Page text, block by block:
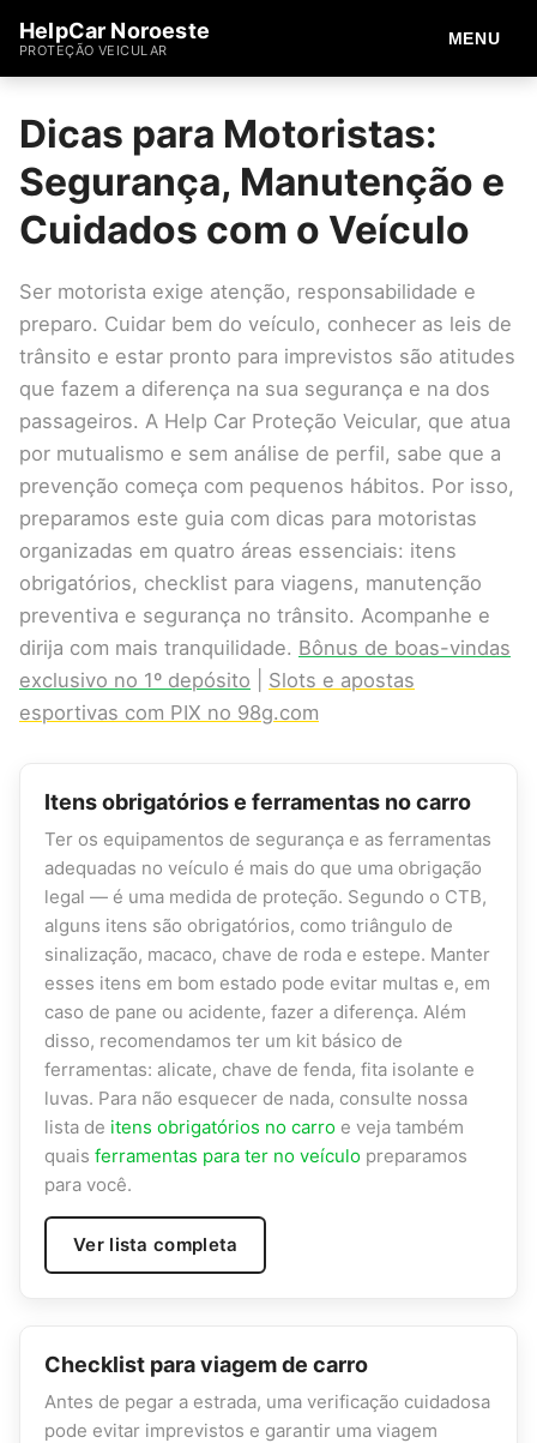
HelpCar Noroeste
PROTEÇÃO VEICULAR
MENU
Dicas para Motoristas:
Segurança, Manutenção e
Cuidados com o Veículo
Ser motorista exige atenção, responsabilidade e
preparo. Cuidar bem do veículo, conhecer as leis de
trânsito e estar pronto para imprevistos são atitudes
que fazem a diferença na sua segurança e na dos
passageiros. A Help Car Proteção Veicular, que atua
por mutualismo e sem análise de perfil, sabe que a
prevenção começa com pequenos hábitos. Por isso,
preparamos este guia com dicas para motoristas
organizadas em quatro áreas essenciais: itens
obrigatórios, checklist para viagens, manutenção
preventiva e segurança no trânsito. Acompanhe e
dirija com mais tranquilidade. Bônus de boas-vindas
exclusivo no 1º depósito
Slots e apostas
esportivas com PIX no 98g.com
Itens obrigatórios e ferramentas no carro
Ter os equipamentos de segurança e as ferramentas
adequadas no veículo é mais do que uma obrigação
legal — é uma medida de proteção. Segundo o CTB,
alguns itens são obrigatórios, como triângulo de
sinalização, macaco, chave de roda e estepe. Manter
esses itens em bom estado pode evitar multas e, em
caso de pane ou acidente, fazer a diferença. Além
disso, recomendamos ter um kit básico de
ferramentas: alicate, chave de fenda, fita isolante e
luvas. Para não esquecer de nada, consulte nossa
lista de itens obrigatórios no carro e veja também
quais ferramentas para ter no veículo preparamos
para você.
Ver lista completa
Checklist para viagem de carro
Antes de pegar a estrada, uma verificação cuidadosa
pode evitar imprevistos e garantir uma viagem